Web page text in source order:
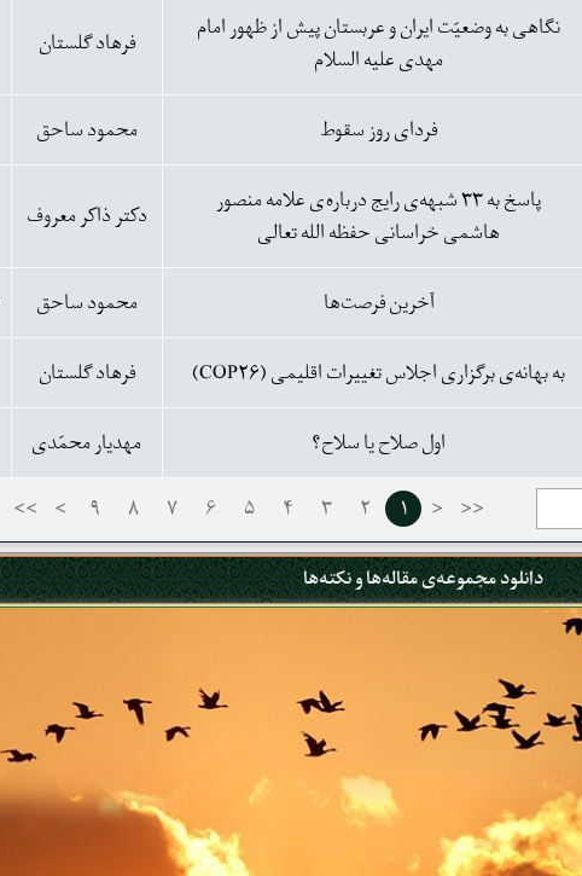
نگاهی به وضعیّت ایران و عربستان پیش از ظهور امام
مهدی علیه السلام
فرهاد گلستان
فردای روز سقوط محمود ساحق
پاسخ به ۳۳ شبهه‌ی رایج درباره‌ی علامه منصور
هاشمی خراسانی حفظه الله تعالی
دکتر ذاکر معروف
آخرین فرصت‌ها محمود ساحق
به بهانه‌ی برگزاری اجلاس تغییرات اقلیمی (COP۲۶) فرهاد گلستان
اول صلاح یا سلاح؟ مهدیار محمّدی
<<
< ۱ ۲ ۳ ۴ ۵ ۶ ۷ ۸ ۹ >
>>
دانلود مجموعه‌ی مقاله‌ها و نکته‌ها